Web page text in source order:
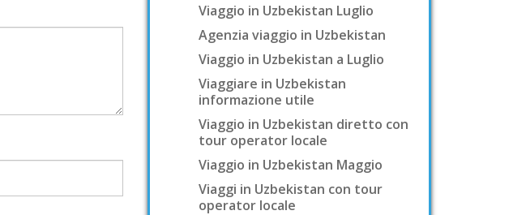
Viaggio in Uzbekistan Luglio
Agenzia viaggio in Uzbekistan
Viaggio in Uzbekistan a Luglio
Viaggiare in Uzbekistan
informazione utile
Viaggio in Uzbekistan diretto con
tour operator locale
Viaggio in Uzbekistan Maggio
Viaggi in Uzbekistan con tour
operator locale